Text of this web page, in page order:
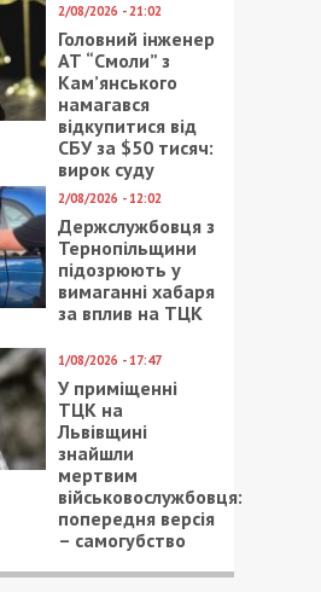
2/08/2026 - 21:02
Головний інженер
АТ “Смоли” з
Кам’янського
намагався
відкупитися від
СБУ за $50 тисяч:
вирок суду
2/08/2026 - 12:02
Держслужбовця з
Тернопільщини
підозрюють у
вимаганні хабаря
за вплив на ТЦК
1/08/2026 - 17:47
У приміщенні
ТЦК на
Львівщині
знайшли
мертвим
військовослужбовця:
попередня версія
– самогубство